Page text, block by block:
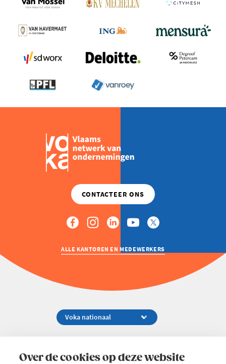
Over de cookies op deze website
ALLE KANTOREN EN MEDEWERKERS
02 229 81 11